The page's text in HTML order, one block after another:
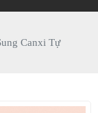
Canxi Tự